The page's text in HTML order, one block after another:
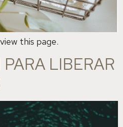
this page.
LIBERAR